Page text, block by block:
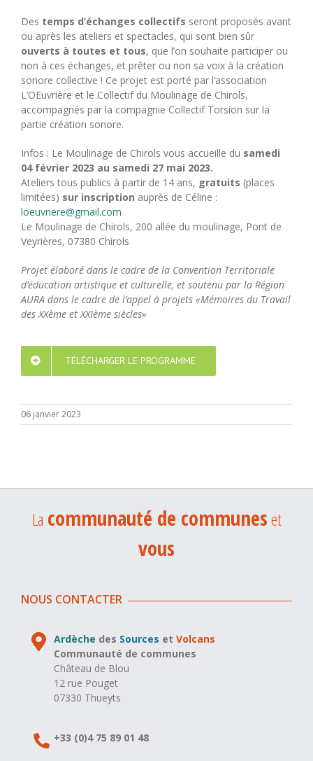
Des temps d’échanges collectifs seront proposés avant
ou après les ateliers et spectacles, qui sont bien sûr
ouverts à toutes et tous, que l’on souhaite participer ou
non à ces échanges, et prêter ou non sa voix à la création
sonore collective ! Ce projet est porté par l’association
L’OEuvrière et le Collectif du Moulinage de Chirols,
accompagnés par la compagnie Collectif Torsion sur la
partie création sonore.
Infos : Le Moulinage de Chirols vous accueille du samedi
04 février 2023 au samedi 27 mai 2023.
Ateliers tous publics à partir de 14 ans, gratuits (places
limitées) sur inscription auprès de Céline :
loeuvriere@gmail.com
Le Moulinage de Chirols, 200 allée du moulinage, Pont de
Veyrières, 07380 Chirols
Projet élaboré dans le cadre de la Convention Territoriale
d’éducation artistique et culturelle, et soutenu par la Région
AURA dans le cadre de l’appel à projets «Mémoires du Travail
des XXème et XXIème siècles»
TÉLÉCHARGER LE PROGRAMME
06 janvier 2023
La communauté de communeset
vous
NOUS CONTACTER
Ardèche des Sources etVolcans
Communauté de communes
Château de Blou
12 rue Pouget
07330 Thueyts
+33 (0)4 75 89 01 48